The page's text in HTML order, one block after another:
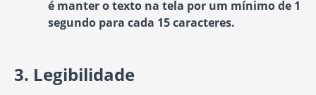
é manter o texto na tela por um mínimo de 1
segundo para cada 15 caracteres.
3. Legibilidade